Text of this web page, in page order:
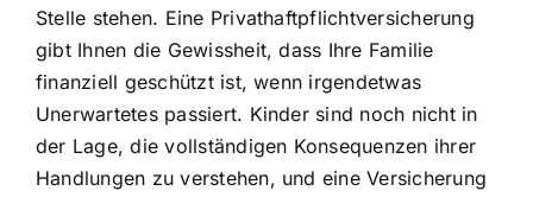
Stelle stehen. Eine Privathaftpflichtversicherung
gibt Ihnen die Gewissheit, dass Ihre Familie
finanziell geschützt ist, wenn irgendetwas
Unerwartetes passiert. Kinder sind noch nicht in
der Lage, die vollständigen Konsequenzen ihrer
Handlungen zu verstehen, und eine Versicherung